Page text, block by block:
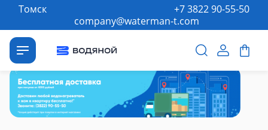
Томск
company@waterman-t.com
+7 3822 90-55-50